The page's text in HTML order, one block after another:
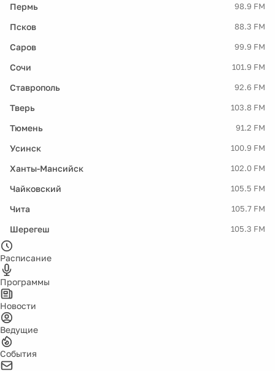
Пермь 98.9 FM
Псков 88.3 FM
Саров 99.9 FM
Сочи 101.9 FM
Ставрополь 92.6 FM
Тверь 103.8 FM
Тюмень 91.2 FM
Усинск 100.9 FM
Ханты-Мансийск 102.0 FM
Чайковский 105.5 FM
Чита 105.7 FM
Шерегеш 105.3 FM
Расписание
Программы
Новости
Ведущие
События